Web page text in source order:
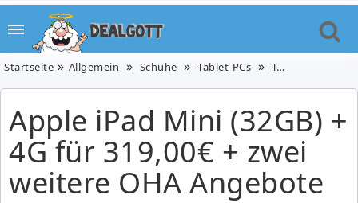
Startseite Allgemein Schuhe Tablet-PCs Telefone & Handys
Apple iPad Mini (32GB) +
4G für 319,00€ + zwei
weitere OHA Angebote